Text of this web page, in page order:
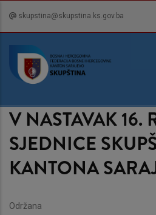
content
skupstina@skupstina.ks.gov.ba
V NASTAVAK 16.
SJEDNICE
KANTONA
Održana